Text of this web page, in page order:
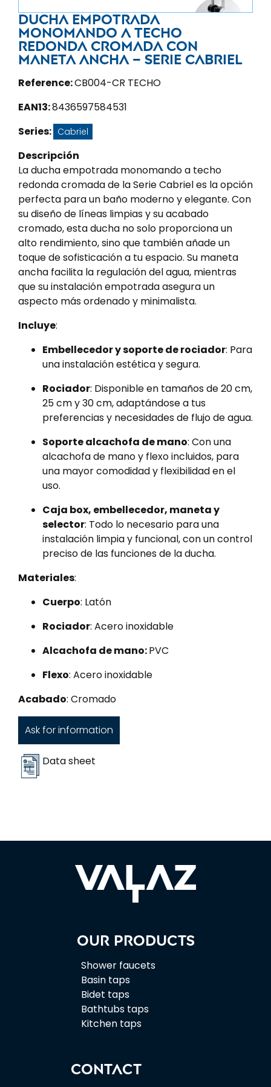
Ducha empotrada
monomando a techo
redonda cromada con
maneta ancha – Serie Cabriel
Reference:CB004-CR TECHO
EAN13:8436597584531
Series: Cabriel
Descripción
La ducha empotrada monomando a techo
redonda cromada de la Serie Cabriel es la opción
perfecta para un baño moderno y elegante. Con
su diseño de líneas limpias y su acabado
cromado, esta ducha no solo proporciona un
alto rendimiento, sino que también añade un
toque de sofisticación a tu espacio. Su maneta
ancha facilita la regulación del agua, mientras
que su instalación empotrada asegura un
aspecto más ordenado y minimalista.
Incluye:
Embellecedor y soporte de rociador: Para
una instalación estética y segura.
Rociador: Disponible en tamaños de 20 cm,
25 cm y 30 cm, adaptándose a tus
preferencias y necesidades de flujo de agua.
Soporte alcachofa de mano: Con una
alcachofa de mano y flexo incluidos, para
una mayor comodidad y flexibilidad en el
uso.
Caja box, embellecedor, maneta y
selector: Todo lo necesario para una
instalación limpia y funcional, con un control
preciso de las funciones de la ducha.
Materiales:
Cuerpo: Latón
Rociador: Acero inoxidable
Alcachofa de mano:PVC
Flexo: Acero inoxidable
Acabado: Cromado
Ask for information
Data sheet
Our products
Shower faucets
Basin taps
Bidet taps
Bathtubs taps
Kitchen taps
CONTACT